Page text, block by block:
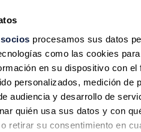
procesamos sus datos
como las cookies para
en su dispositivo con el
personalizados, medición de
audiencia y desarrollo de
quién usa sus datos y con
retirar su consentimiento en
impulsaron los
de récord para la